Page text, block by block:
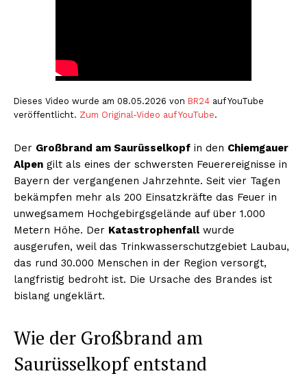
Dieses Video wurde am 08.05.2026 von BR24 auf YouTube
veröffentlicht. Zum Original-Video auf YouTube.
Der Großbrand am Saurüsselkopf in den Chiemgauer
Alpen gilt als eines der schwersten Feuerereignisse in
Bayern der vergangenen Jahrzehnte. Seit vier Tagen
bekämpfen mehr als 200 Einsatzkräfte das Feuer in
unwegsamem Hochgebirgsgelände auf über 1.000
Metern Höhe. Der Katastrophenfall wurde
ausgerufen, weil das Trinkwasserschutzgebiet Laubau,
das rund 30.000 Menschen in der Region versorgt,
langfristig bedroht ist. Die Ursache des Brandes ist
bislang ungeklärt.
Wie der Großbrand am
Saurüsselkopf entstand